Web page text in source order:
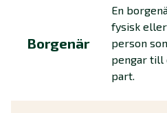
Borgenär
En
fysisk
person
pengar till
part.